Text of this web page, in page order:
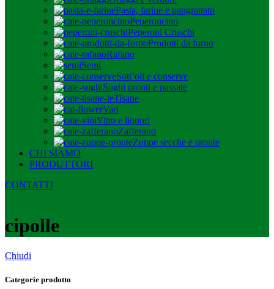
Pasta, farine e pangrattato
Peperoncino
Peperoni Cruschi
Prodotti da forno
Rafano
Semi
Sott’oli e conserve
Sughi pronti e passate
Tisane
Vari
Vino e liquori
Zafferano
Zuppe secche e pronte
CHI SIAMO
PRODUTTORI
CONTATTI
cipolle
Chiudi
Categorie prodotto